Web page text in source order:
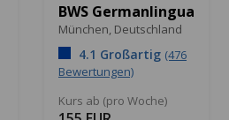
BWS Germanlingua
München, Deutschland
4.1 Großartig (476
Bewertungen)
Kurs ab (pro Woche)